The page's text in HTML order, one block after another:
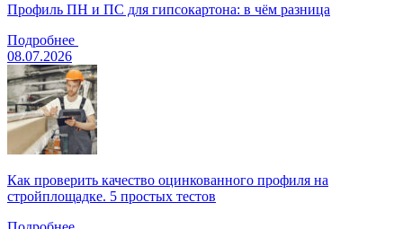
Профиль ПН и ПС для гипсокартона: в чём разница
Подробнее
08.07.2026
Как проверить качество оцинкованного профиля на
стройплощадке. 5 простых тестов